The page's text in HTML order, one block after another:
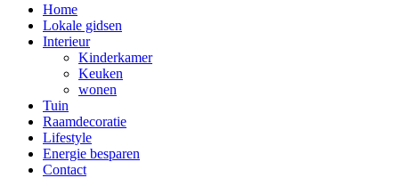
Home
Lokale gidsen
Interieur
Kinderkamer
Keuken
wonen
Tuin
Raamdecoratie
Lifestyle
Energie besparen
Contact